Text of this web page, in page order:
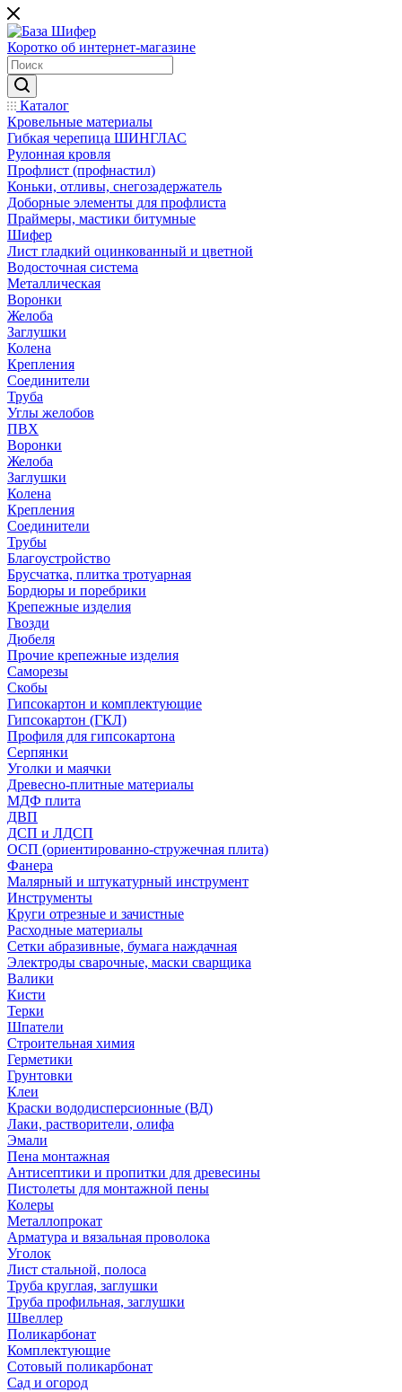
Коротко об интернет-магазине
Каталог
Кровельные материалы
Гибкая черепица ШИНГЛАС
Рулонная кровля
Профлист (профнастил)
Коньки, отливы, снегозадержатель
Доборные элементы для профлиста
Праймеры, мастики битумные
Шифер
Лист гладкий оцинкованный и цветной
Водосточная система
Металлическая
Воронки
Желоба
Заглушки
Колена
Крепления
Соединители
Труба
Углы желобов
ПВХ
Воронки
Желоба
Заглушки
Колена
Крепления
Соединители
Трубы
Благоустройство
Брусчатка, плитка тротуарная
Бордюры и поребрики
Крепежные изделия
Гвозди
Дюбеля
Прочие крепежные изделия
Саморезы
Скобы
Гипсокартон и комплектующие
Гипсокартон (ГКЛ)
Профиля для гипсокартона
Серпянки
Уголки и маячки
Древесно-плитные материалы
МДФ плита
ДВП
ДСП и ЛДСП
ОСП (ориентированно-стружечная плита)
Фанера
Малярный и штукатурный инструмент
Инструменты
Круги отрезные и зачистные
Расходные материалы
Сетки абразивные, бумага наждачная
Электроды сварочные, маски сварщика
Валики
Кисти
Терки
Шпатели
Строительная химия
Герметики
Грунтовки
Клеи
Краски вододисперсионные (ВД)
Лаки, растворители, олифа
Эмали
Пена монтажная
Антисептики и пропитки для древесины
Пистолеты для монтажной пены
Колеры
Металлопрокат
Арматура и вязальная проволока
Уголок
Лист стальной, полоса
Труба круглая, заглушки
Труба профильная, заглушки
Швеллер
Поликарбонат
Комплектующие
Сотовый поликарбонат
Сад и огород